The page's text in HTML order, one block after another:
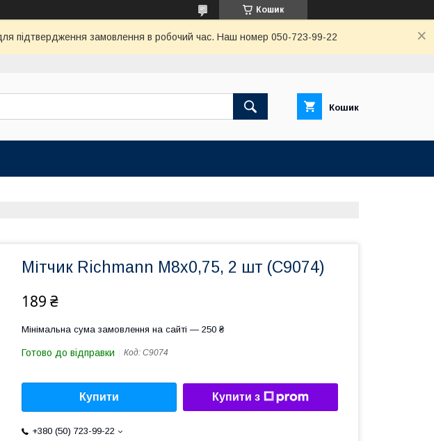
Кошик
підтвердження замовлення в робочий час. Наш номер 050-723-99-22
Кошик
Мітчик Richmann М8х0,75, 2 шт (C9074)
189 ₴
Мінімальна сума замовлення на сайті — 250 ₴
Готово до відправки Код: C9074
Купити Купити з
+380 (50) 723-99-22